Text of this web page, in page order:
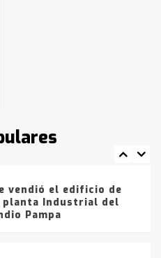
de Bahía
que Agosto vendrá
en gran parte
por
de drogas en la
vendió el edificio de
planta Industrial del
Pampa